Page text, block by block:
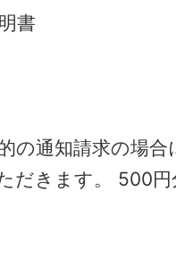
書
の通知請求の場合
だきます。 500円